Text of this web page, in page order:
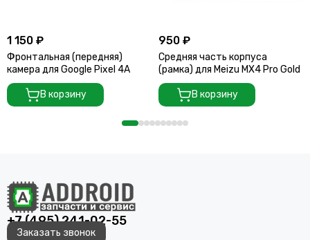
1 150 ₽
Фронтальная (передняя)
камера для Google Pixel 4A
В корзину
950 ₽
Средняя часть корпуса
(рамка) для Meizu MX4 Pro Gold
В корзину
+7 (495) 241-02-55
Заказать звонок